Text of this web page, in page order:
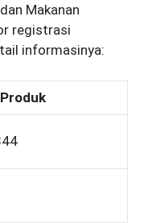
Makanan
registrasi
informasinya: